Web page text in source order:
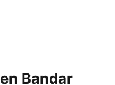
Bandar